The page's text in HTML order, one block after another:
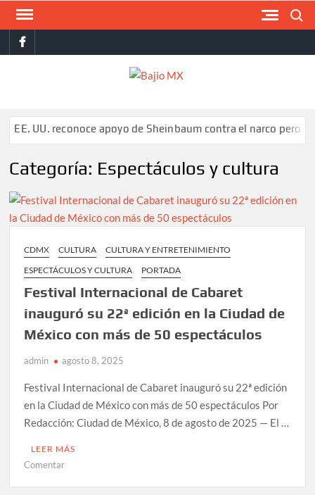
Saltar
contenidofacebook
apoyo de Sheinbaum contra el narco pero advierte que
Categoría: Espectáculos y cultura
CDMX CULTURA
CULTURA Y ENTRETENIMIENTO
ESPECTÁCULOS Y CULTURA
PORTADA
Festival Internacional de Cabaret
inauguró su 22ª edición en la Ciudad de
México con más de 50 espectáculos
admin agosto 8, 2025
Festival Internacional de Cabaret inauguró su 22ª edición
en la Ciudad de México con más de 50 espectáculos Por
Redacción: Ciudad de México, 8 de agosto de 2025 — El …
LEER MÁS
Comentaren